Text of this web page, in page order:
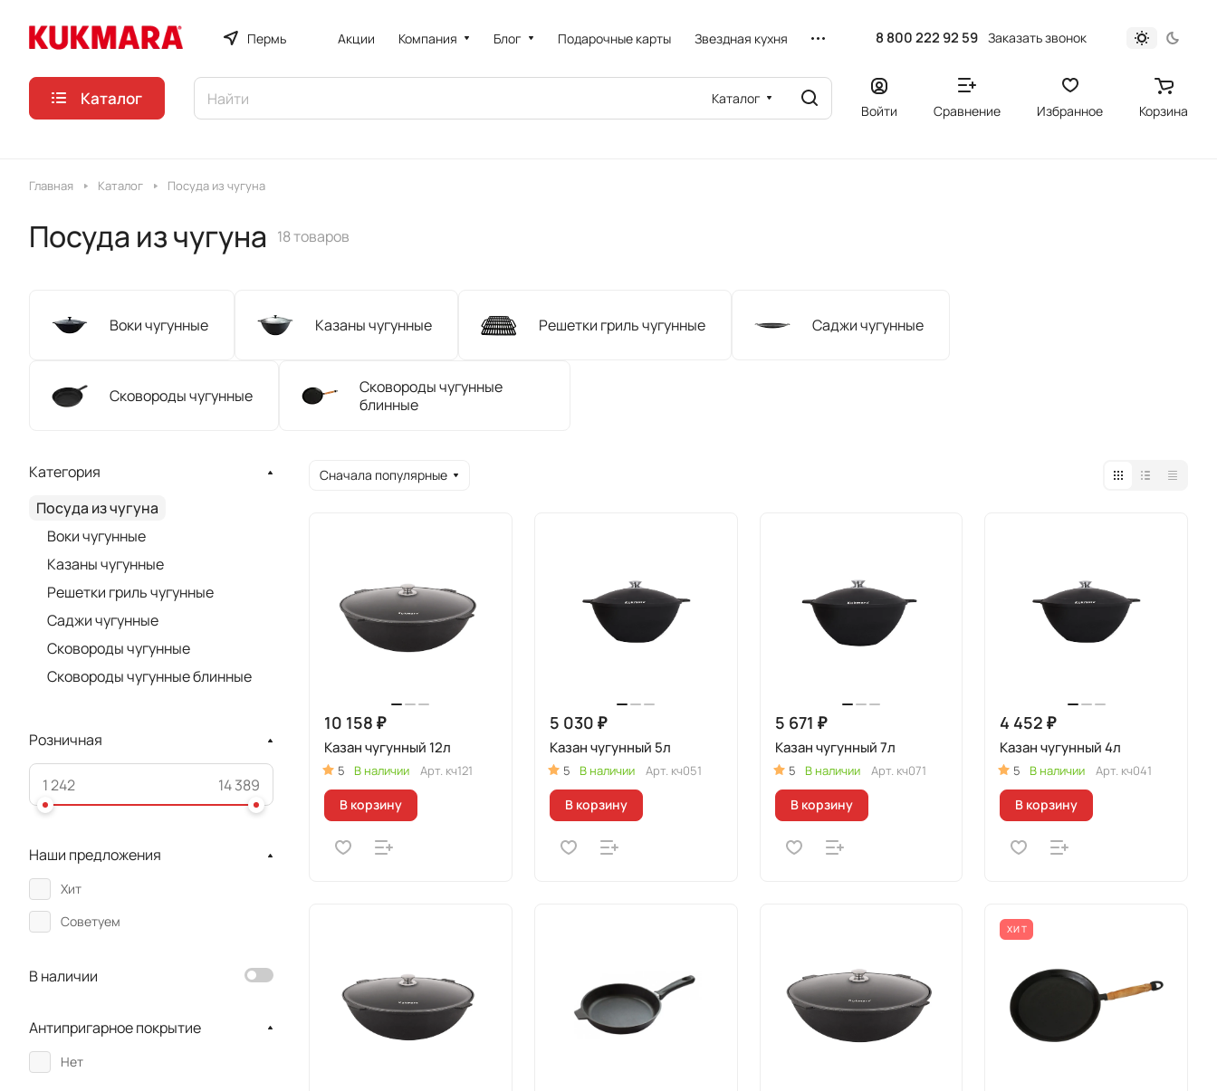
Пермь Акции Компания Блог Подарочные карты Звездная кухня 8 800 222 92 59 Заказать звонок
Каталог Каталог
Войти Сравнение Избранное Корзина
Главная Каталог Посуда из чугуна
Посуда из чугуна 18 товаров
Воки чугунные Казаны чугунные Решетки гриль чугунные Саджи чугунные
Сковороды чугунные
Сковороды чугунные
блинные
Сначала популярные
10 158 ₽
Казан чугунный 12л
5 В наличии Арт. кч121
В корзину
5 030 ₽
Казан чугунный 5л
5 В наличии Арт. кч051
В корзину
5 671 ₽
Казан чугунный 7л
5 В наличии Арт. кч071
В корзину
4 452 ₽
Казан чугунный 4л
5 В наличии Арт. кч041
В корзину
ХИТ
Категория
Посуда из чугуна
Воки чугунные
Казаны чугунные
Решетки гриль чугунные
Саджи чугунные
Сковороды чугунные
Сковороды чугунные блинные
Розничная
Наши предложения
Хит
Советуем
В наличии
Антипригарное покрытие
Нет